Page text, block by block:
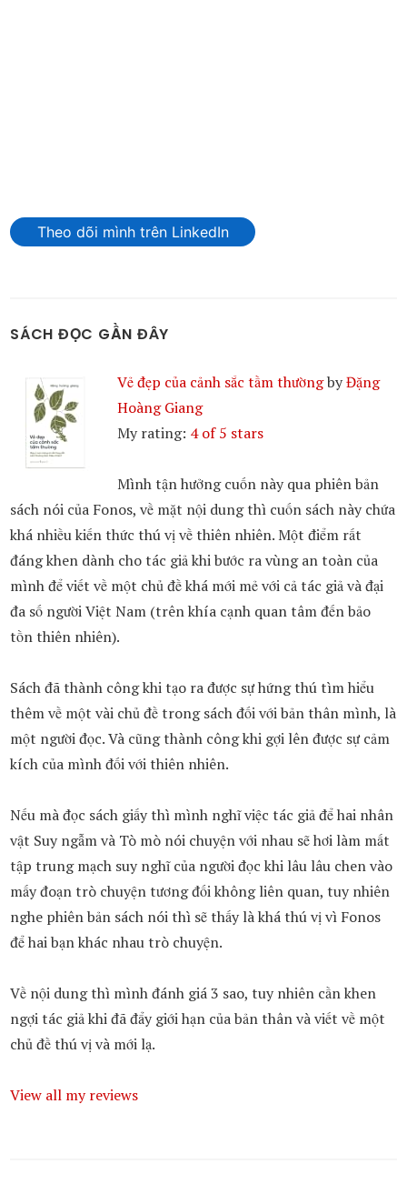
Theo dõi mình trên LinkedIn
SÁCH ĐỌC GẦN ĐÂY
Vẻ đẹp của cảnh sắc tầm thườngbyĐặng
Hoàng Giang
My rating: 4 of 5 stars
Mình tận hưởng cuốn này qua phiên bản
sách nói của Fonos, về mặt nội dung thì cuốn sách này chứa
khá nhiều kiến thức thú vị về thiên nhiên. Một điểm rất
đáng khen dành cho tác giả khi bước ra vùng an toàn của
mình để viết về một chủ đề khá mới mẻ với cả tác giả và đại
đa số người Việt Nam (trên khía cạnh quan tâm đến bảo
tồn thiên nhiên).
Sách đã thành công khi tạo ra được sự hứng thú tìm hiểu
thêm về một vài chủ đề trong sách đối với bản thân mình, là
một người đọc. Và cũng thành công khi gợi lên được sự cảm
kích của mình đối với thiên nhiên.
Nếu mà đọc sách giấy thì mình nghĩ việc tác giả để hai nhân
vật Suy ngẫm và Tò mò nói chuyện với nhau sẽ hơi làm mất
tập trung mạch suy nghĩ của người đọc khi lâu lâu chen vào
mấy đoạn trò chuyện tương đối không liên quan, tuy nhiên
nghe phiên bản sách nói thì sẽ thấy là khá thú vị vì Fonos
để hai bạn khác nhau trò chuyện.
Về nội dung thì mình đánh giá 3 sao, tuy nhiên cần khen
ngợi tác giả khi đã đẩy giới hạn của bản thân và viết về một
chủ đề thú vị và mới lạ.
View all my reviews